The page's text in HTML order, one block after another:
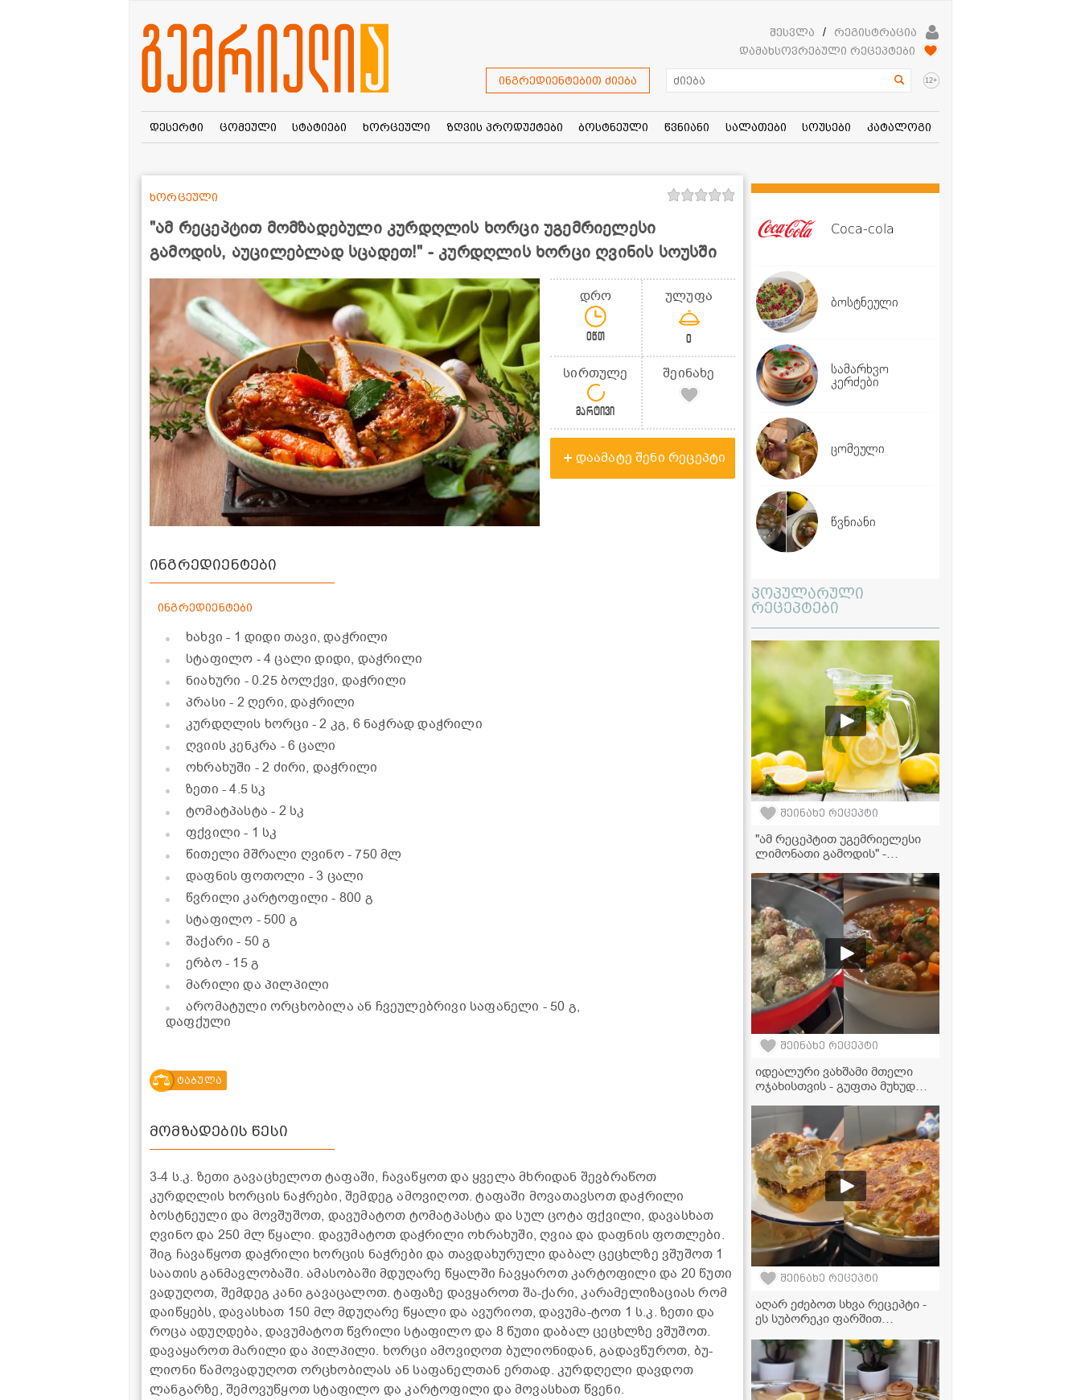
შესვლა /
რეგისტრაცია
დამახსოვრებული რეცეპტები
ინგრედიენტებით ძიება 12+
დესერტი ცომეული სტატიები ხორცეული ზღვის პროდუქტები ბოსტნეული წვნიანი სალათები სოუსები კატალოგი
"ამ რეცეპტით მომზადებული კურდღლის ხორცი უგემრიელესი
გამოდის, აუცილებლად სცადეთ!" - კურდღლის ხორცი ღვინის სოუსში
ხორცეული
დრო
0წთ
ულუფა
0
სირთულე
მარტივი
შეინახე
დაამატე შენი რეცეპტი
ინგრედიენტები
ინგრედიენტები
ხახვი- 1 დიდი თავი, დაჭრილი
სტაფილო - 4 ცალი დიდი, დაჭრილი
ნიახური - 0.25 ბოლქვი, დაჭრილი
პრასი- 2 ღერი, დაჭრილი
კურდღლის ხორცი - 2 კგ, 6 ნაჭრად დაჭრილი
ღვიის კენკრა - 6 ცალი
ოხრახუში - 2 ძირი, დაჭრილი
ზეთი - 4.5 სკ
ტომატპასტა- 2 სკ
ფქვილი- 1 სკ
წითელი მშრალი ღვინო- 750 მლ
დაფნის ფოთოლი - 3 ცალი
წვრილი კარტოფილი- 800 გ
სტაფილო - 500 გ
შაქარი- 50 გ
ერბო- 15 გ
მარილი და პილპილი
არომატული ორცხობილა ან ჩვეულებრივი საფანელი - 50 გ,
დაფქული
ტაბულა
მომზადების წესი
3-4 ს.კ. ზეთი გავაცხელოთ ტაფაში, ჩავაწყოთ და ყველა მხრიდან შევბრაწოთ
კურდღლის ხორცის ნაჭრები, შემდეგ ამოვიღოთ. ტაფაში მოვათავსოთ დაჭრილი
ბოსტნეული და მოვშუშოთ, დავუმატოთ ტომატპასტა და სულ ცოტა ფქვილი, დავასხათ
ღვინო და 250 მლ წყალი. დავუმატოთ დაჭრილი ოხრახუში, ღვია და დაფნის ფოთლები.
შიგ ჩავაწყოთ დაჭრილი ხორცის ნაჭრები და თავდახურული დაბალ ცეცხლზე ვშუშოთ 1
საათის განმავლობაში. ამასობაში მდუღარე წყალში ჩავყაროთ კარტოფილი და 20 წუთი
ვადუღოთ, შემდეგ კანი გავაცალოთ. ტაფაზე დავყაროთ შა-ქარი, კარამელიზაციას რომ
დაიწყებს, დავასხათ 150 მლ მდუღარე წყალი და ავურიოთ, დავუმა-ტოთ 1 ს.კ. ზეთი და
როცა ადუღდება, დავუმატოთ წვრილი სტაფილო და 8 წუთი დაბალ ცეცხლზე ვშუშოთ.
დავაყაროთ მარილი და პილპილი. ხორცი ამოვიღოთ ბულიონიდან, გადავწუროთ, ბუ-
ლიონი წამოვადუღოთ ორცხობილას ან საფანელთან ერთად. კურდღელი დავდოთ
ლანგარზე, შემოვუწყოთ სტაფილო და კარტოფილი და მოვასხათ წვენი.
Coca-cola
ბოსტნეული
სამარხვო
კერძები
ცომეული
წვნიანი
პოპულარული
რეცეპტები
შეინახე რეცეპტი
"ამ რეცეპტით უგემრიელესი
ლიმონათი გამოდის" -
ვიდეორეცეპტი
შეინახე რეცეპტი
იდეალური ვახშამი მთელი
ოჯახისთვის - გუფთა მუხუდოს
შეინახე რეცეპტი
აღარ ეძებოთ სხვა რეცეპტი -
ეს სუბორეკი ფარშით